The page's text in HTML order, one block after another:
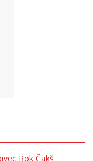
Rok Čakš